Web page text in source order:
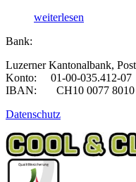
„Nachruf
weiterlesen
Bank:
Luzerner Kantonalbank,
Konto: 01-00-035.412-07
IBAN: CH10 0077 8010
Datenschutz